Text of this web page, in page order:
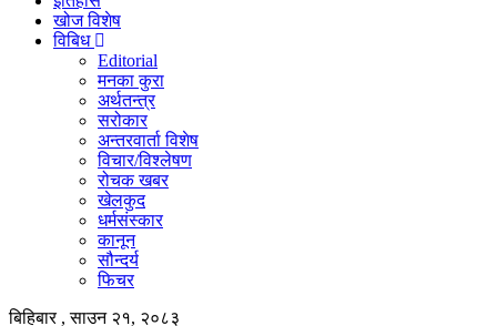
खोज विशेष
विबिध
Editorial
मनका कुरा
अर्थतन्त्र
सरोकार
अन्तरवार्ता विशेष
विचार/विश्लेषण
रोचक खबर
खेलकुद
धर्मसंस्कार
कानून
सौन्दर्य
फिचर
बिहिबार , साउन २१, २०८३